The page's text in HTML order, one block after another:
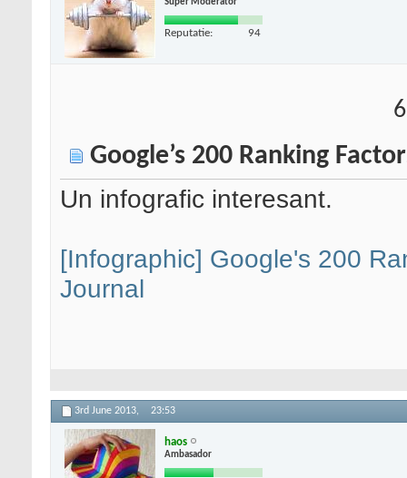
Super Moderator
Reputatie: 94
Google’s 200 Ranking
Un infografic interesant.
[Infographic] Google's 200
Journal
3rd June 2013, 23:53
haos
Ambasador